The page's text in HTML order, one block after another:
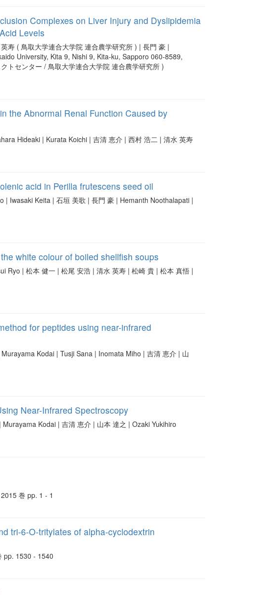
Complexes on Liver Injury and Dyslipidemia
Levels
寿 ( 鳥取大学連合大学院 連合農学研究所 ) | 長門 豪 |
University, Kita 9, Nishi 9, Kita-ku, Sapporo 060-8589,
トセンター / 鳥取大学連合大学院 連合農学研究所 )
the Abnormal Renal Function Caused by
Hideaki | Kurata Koichi | 吉清 恵介 | 西村 浩二 | 清水 英寿
acid in Perilla frutescens seed oil
| Iwasaki Keita | 石垣 美歌 | 長門 豪 | Hemanth Noothalapati |
white colour of boiled shellfish soups
Ryo | 松本 健一 | 松尾 安浩 | 清水 英寿 | 松崎 貴 | 松本 真悟 |
for peptides using near-infrared
Kodai | Tusji Sana | Inomata Miho | 吉清 恵介 | 山
Near-Infrared Spectroscopy
Kodai | 吉清 恵介 | 山本 達之 | Ozaki Yukihiro
巻 pp. 1 - 1
tri-6-O-tritylates of alpha-cyclodextrin
pp. 1530 - 1540